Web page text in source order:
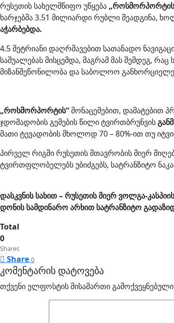
რუსეთის სახელმწიფო უწყება
ხარჯებმა 3.51 მილიარდი რუბლი შეადგინა,
აჭარბებდა.
4.5 მეტრიანი დაღრმავებით სათანადო
საშუალებას მისცემდა, მაგრამ მას შემდეგ,
მიზანშეწონილობა და საბოლოო
„როსმორპორტის“მონაცემებით, დამატებით
ჯდომადობის გემების წილი ტვირთბრუნვის
მათი ტევადობის მხოლოდ 70 – 80%-ით თუ
პირველ რიგში რუსეთის მთავრობის მიერ
ტვირთფლობელებს უბიძგებს, სატრანზიტო
დასკვნის სახით – რუსეთის მიერ ვოლგა-
დონის სამდინარო არხით სატრანზიტო
Total
0
Shares
Share 0
კომენტარის დატოვება
თქვენი ელფოსტის მისამართი გამოქვეყნებული